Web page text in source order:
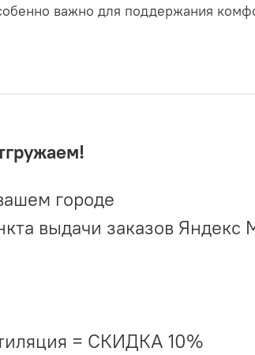
важно для поддержания
городе
выдачи заказов Яндекс
= СКИДКА 10%